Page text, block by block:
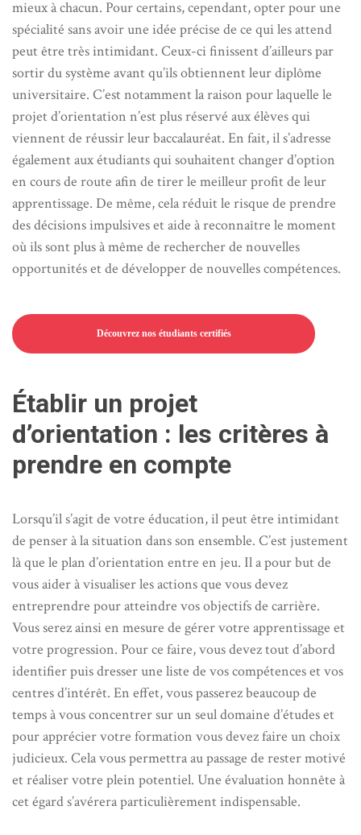
mieux à chacun. Pour certains, cependant, opter pour une
spécialité sans avoir une idée précise de ce qui les attend
peut être très intimidant. Ceux-ci finissent d’ailleurs par
sortir du système avant qu’ils obtiennent leur diplôme
universitaire. C’est notamment la raison pour laquelle le
projet d’orientation n’est plus réservé aux élèves qui
viennent de réussir leur baccalauréat. En fait, il s’adresse
également aux étudiants qui souhaitent changer d’option
en cours de route afin de tirer le meilleur profit de leur
apprentissage. De même, cela réduit le risque de prendre
des décisions impulsives et aide à reconnaître le moment
où ils sont plus à même de rechercher de nouvelles
opportunités et de développer de nouvelles compétences.
Découvrez nos étudiants certifiés
Établir un projet
d’orientation : les critères à
prendre en compte
Lorsqu’il s’agit de votre éducation, il peut être intimidant
de penser à la situation dans son ensemble. C’est justement
là que le plan d’orientation entre en jeu. Il a pour but de
vous aider à visualiser les actions que vous devez
entreprendre pour atteindre vos objectifs de carrière.
Vous serez ainsi en mesure de gérer votre apprentissage et
votre progression. Pour ce faire, vous devez tout d’abord
identifier puis dresser une liste de vos compétences et vos
centres d’intérêt. En effet, vous passerez beaucoup de
temps à vous concentrer sur un seul domaine d’études et
pour apprécier votre formation vous devez faire un choix
judicieux. Cela vous permettra au passage de rester motivé
et réaliser votre plein potentiel. Une évaluation honnête à
cet égard s’avérera particulièrement indispensable.